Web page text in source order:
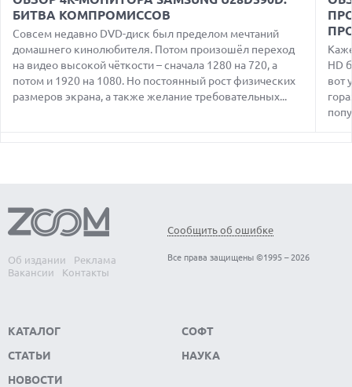
ПРЕДСТАВЛЕНЫ НАУШНИКИ JBL С СЕНСОРНЫМ ЭКРАНОМ
НА КЕЙСЕ ДЛЯ УПРАВЛЕНИЯ МУЗЫКОЙ
07.08.2026
GOOGLE ПЕРЕИМЕНОВЫВАЕТ ФУНКЦИЮ ПОДСВЕТКИ
КАМЕРЫ В СМАРТФОНАХ PIXEL 11 PRO
ДАННЫХ МИЛЛИОНОВ ПОЛЬЗОВАТЕЛЕЙ
07.08.2026
ЭЛЕКТРИЧЕСКИЙ ПИКАП FORD FATHOM ВРЯД ЛИ
ПОВТОРИТ УСПЕХ ЛЕГЕНДАРНЫХ МОДЕЛЕЙ КОМПАНИИ
БИТВА КОМПРОМИССОВ
Совсем недавно DVD-диск был пределом мечтаний
домашнего кинолюбителя. Потом произошёл переход
на видео высокой чёткости – сначала 1280 на 720, а
потом и 1920 на 1080. Но постоянный рост физических
размеров экрана, а также желание требовательных...
HD
вот
Об издании
Реклама
Вакансии
Контакты
Сообщить об ошибке
Все права защищены ©1995 – 2026
КАТАЛОГ
СТАТЬИ
НОВОСТИ
СОФТ
НАУКА